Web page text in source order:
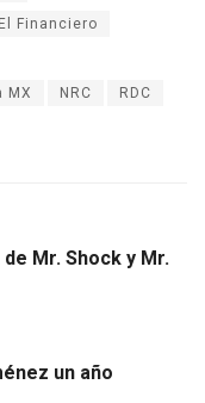
El Financiero
MX NRC RDC
Mr. Shock y Mr.
un año